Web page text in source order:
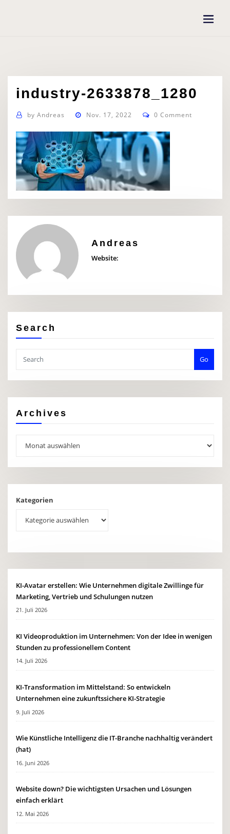
industry-2633878_1280
by Andreas Nov. 17, 2022 0 Comment
Andreas
Website:
Search
Go
Archives
Kategorien
KI-Avatar erstellen: Wie Unternehmen digitale Zwillinge für
Marketing, Vertrieb und Schulungen nutzen
21. Juli 2026
KI Videoproduktion im Unternehmen: Von der Idee in wenigen
Stunden zu professionellem Content
14. Juli 2026
KI-Transformation im Mittelstand: So entwickeln
Unternehmen eine zukunftssichere KI-Strategie
9. Juli 2026
Wie Künstliche Intelligenz die IT-Branche nachhaltig verändert
(hat)
16. Juni 2026
Website down? Die wichtigsten Ursachen und Lösungen
einfach erklärt
12. Mai 2026